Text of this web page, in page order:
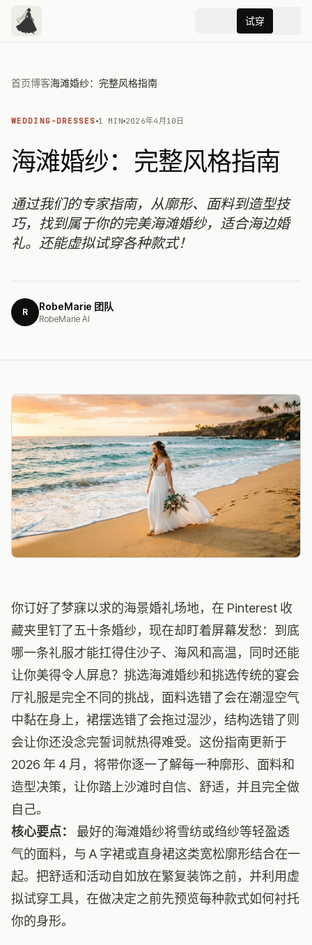
试穿
首页博客海滩婚纱：完整风格指南
WEDDING-DRESSES 1 MIN 2026年4月10日
海滩婚纱：完整风格指南
通过我们的专家指南，从廓形、面料到造型技
巧，找到属于你的完美海滩婚纱，适合海边婚
礼。还能虚拟试穿各种款式！
R RobeMarie 团队
RobeMarie AI
你订好了梦寐以求的海景婚礼场地，在 Pinterest 收
藏夹里钉了五十条婚纱，现在却盯着屏幕发愁：到底
哪一条礼服才能扛得住沙子、海风和高温，同时还能
让你美得令人屏息？挑选海滩婚纱和挑选传统的宴会
厅礼服是完全不同的挑战，面料选错了会在潮湿空气
中黏在身上，裙摆选错了会拖过湿沙，结构选错了则
会让你还没念完誓词就热得难受。这份指南更新于
2026 年 4 月，将带你逐一了解每一种廓形、面料和
造型决策，让你踏上沙滩时自信、舒适，并且完全做
自己。
核心要点：
最好的海滩婚纱将雪纺或绉纱等轻盈透
气的面料，与 A 字裙或直身裙这类宽松廓形结合在一
起。把舒适和活动自如放在繁复装饰之前，并利用虚
拟试穿工具，在做决定之前先预览每种款式如何衬托
你的身形。